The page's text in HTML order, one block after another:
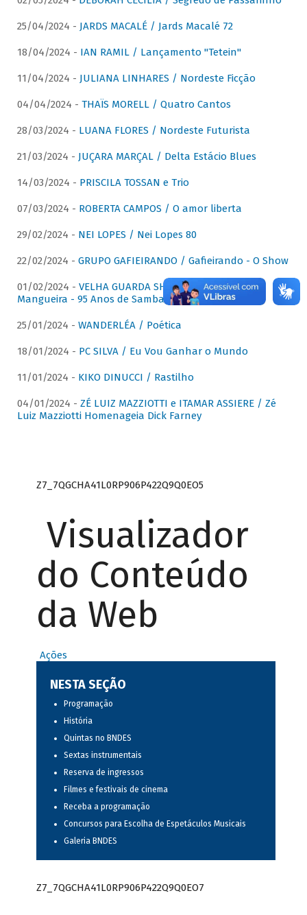
25/04/2024 - JARDS MACALÉ / Jards Macalé 72
18/04/2024 - IAN RAMIL / Lançamento "Tetein"
11/04/2024 - JULIANA LINHARES / Nordeste Ficção
04/04/2024 - THAÏS MORELL / Quatro Cantos
28/03/2024 - LUANA FLORES / Nordeste Futurista
21/03/2024 - JUÇARA MARÇAL / Delta Estácio Blues
14/03/2024 - PRISCILA TOSSAN e Trio
07/03/2024 - ROBERTA CAMPOS / O amor liberta
29/02/2024 - NEI LOPES / Nei Lopes 80
22/02/2024 - GRUPO GAFIEIRANDO / Gafieirando - O Show
01/02/2024 - VELHA GUARDA SHOW DA MANGUEIRA /
Mangueira - 95 Anos de Samba
25/01/2024 - WANDERLÉA / Poética
18/01/2024 - PC SILVA / Eu Vou Ganhar o Mundo
11/01/2024 - KIKO DINUCCI / Rastilho
04/01/2024 - ZÉ LUIZ MAZZIOTTI e ITAMAR ASSIERE / Zé
Luiz Mazziotti Homenageia Dick Farney
Z7_7QGCHA41L0RP906P422Q9Q0EO5
Visualizador
do Conteúdo
da Web
Ações
NESTA SEÇÃO
Programação
História
Quintas no BNDES
Sextas instrumentais
Reserva de ingressos
Filmes e festivais de cinema
Receba a programação
Concursos para Escolha de Espetáculos Musicais
Galeria BNDES
Z7_7QGCHA41L0RP906P422Q9Q0EO7